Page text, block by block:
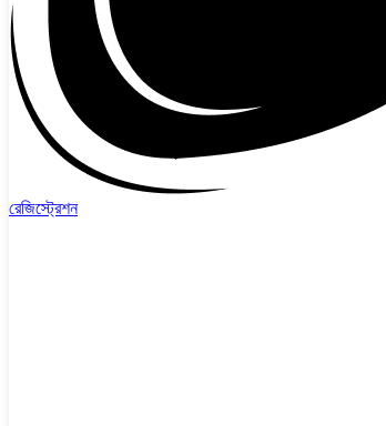
রেজিস্ট্রেশন